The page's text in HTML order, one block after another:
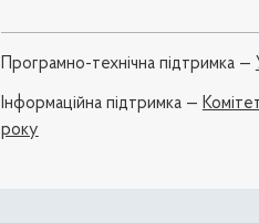
Програмно-технічна підтримка —
Iнформаційна підтримка —
року